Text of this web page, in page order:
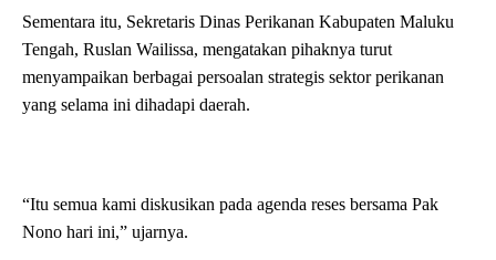
Sementara itu, Sekretaris Dinas Perikanan Kabupaten Maluku
Tengah, Ruslan Wailissa, mengatakan pihaknya turut
menyampaikan berbagai persoalan strategis sektor perikanan
yang selama ini dihadapi daerah.
“Itu semua kami diskusikan pada agenda reses bersama Pak
Nono hari ini,” ujarnya.